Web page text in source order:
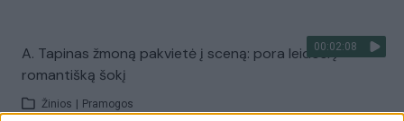
00:02:08
A. Tapinas žmoną pakvietė į sceną: pora leidosi į
romantišką šokį
Žinios Pramogos